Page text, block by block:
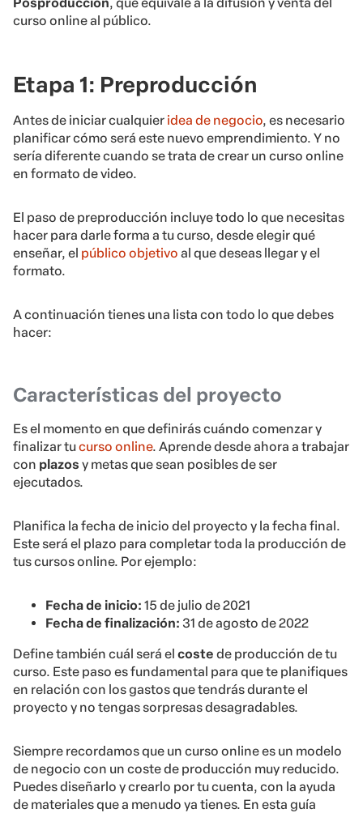
curso online al público.
Etapa 1: Preproducción
Antes de iniciar cualquier idea de negocio, es necesario
planificar cómo será este nuevo emprendimiento. Y no
sería diferente cuando se trata de crear un curso online
en formato de video.
El paso de preproducción incluye todo lo que necesitas
hacer para darle forma a tu curso, desde elegir qué
enseñar, el público objetivo al que deseas llegar y el
formato.
A continuación tienes una lista con todo lo que debes
hacer:
Características del proyecto
Es el momento en que definirás cuándo comenzar y
finalizar tucurso online. Aprende desde ahora a trabajar
con plazos y metas que sean posibles de ser
ejecutados.
Planifica la fecha de inicio del proyecto y la fecha final.
Este será el plazo para completar toda la producción de
tus cursos online. Por ejemplo:
Fecha de inicio: 15 de julio de 2021
Fecha de finalización: 31 de agosto de 2022
Define también cuál será el coste de producción de tu
curso. Este paso es fundamental para que te planifiques
en relación con los gastos que tendrás durante el
proyecto y no tengas sorpresas desagradables.
Siempre recordamos que un curso online es un modelo
de negocio con un coste de producción muy reducido.
Puedes diseñarlo y crearlo por tu cuenta, con la ayuda
de materiales que a menudo ya tienes. En esta guía